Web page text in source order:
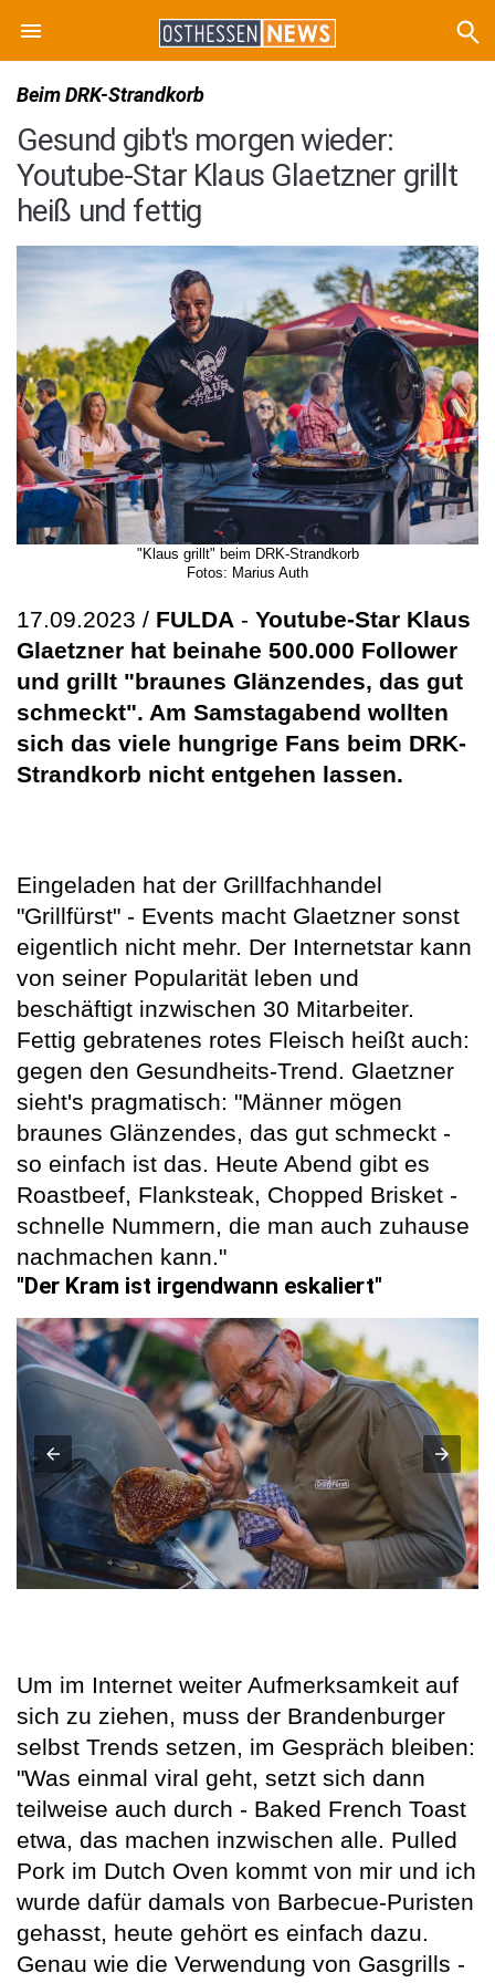
Beim DRK-Strandkorb
Gesund gibt's morgen wieder:
Youtube-Star Klaus Glaetzner grillt
heiß und fettig
"Klaus grillt" beim DRK-Strandkorb
Fotos: Marius Auth
17.09.2023 / FULDA - Youtube-Star Klaus
Glaetzner hat beinahe 500.000 Follower
und grillt "braunes Glänzendes, das gut
schmeckt". Am Samstagabend wollten
sich das viele hungrige Fans beim DRK-
Strandkorb nicht entgehen lassen.
Eingeladen hat der Grillfachhandel
"Grillfürst" - Events macht Glaetzner sonst
eigentlich nicht mehr. Der Internetstar kann
von seiner Popularität leben und
beschäftigt inzwischen 30 Mitarbeiter.
Fettig gebratenes rotes Fleisch heißt auch:
gegen den Gesundheits-Trend. Glaetzner
sieht's pragmatisch: "Männer mögen
braunes Glänzendes, das gut schmeckt -
so einfach ist das. Heute Abend gibt es
Roastbeef, Flanksteak, Chopped Brisket -
schnelle Nummern, die man auch zuhause
nachmachen kann."
"Der Kram ist irgendwann eskaliert"
Um im Internet weiter Aufmerksamkeit auf
sich zu ziehen, muss der Brandenburger
selbst Trends setzen, im Gespräch bleiben:
"Was einmal viral geht, setzt sich dann
teilweise auch durch - Baked French Toast
etwa, das machen inzwischen alle. Pulled
Pork im Dutch Oven kommt von mir und ich
wurde dafür damals von Barbecue-Puristen
gehasst, heute gehört es einfach dazu.
Genau wie die Verwendung von Gasgrills -